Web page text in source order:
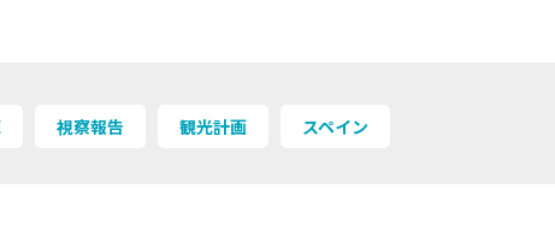
視察報告 観光計画 スペイン